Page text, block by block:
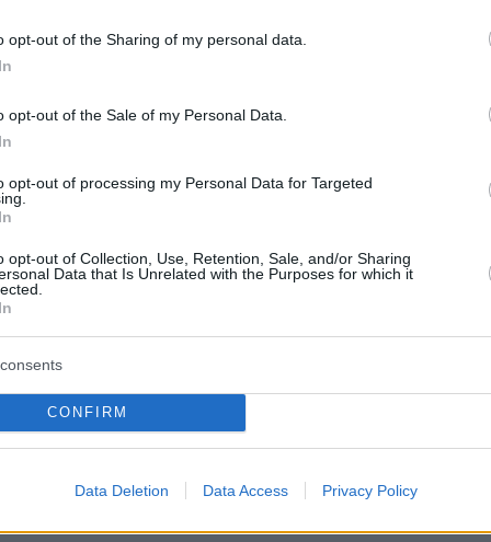
opt-out of the Sharing of my personal data.
opt-out of the Sale of my Personal Data.
opt-out of processing my Personal Data for Targeted
opt-out of Collection, Use, Retention, Sale, and/or Sharing
Data that Is Unrelated with the Purposes for which it
CONFIRM
Data Deletion Data Access Privacy Policy
γκολ σε ισάριθμα ματς Μουντιάλ για
ο οποίος μετράει φέτος 16 γκολ και 18
της Εθνικής ομάδας της Ολλανδίας
του Βαλένσια μέσα από την περιοχή, η
στο κεφάλι του Φαν Ντάικ, αν και είχε
την εστία του Νόπερτ, ενώ στο 32’ ο
στη δεξιά γωνία του και να αποκρούει σε